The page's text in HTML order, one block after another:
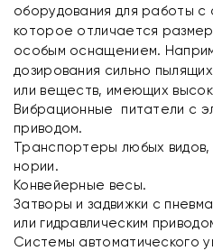
оборудования для работы с
которое отличается
особым оснащением.
дозирования сильно
или веществ, имеющих
Вибрационные питатели с
приводом.
Транспортеры любых видов,
нории.
Конвейерные весы.
Затворы и задвижки с
или гидравлическим
Системы автоматического